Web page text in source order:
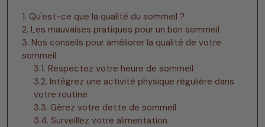
1. Qu'est-ce que la qualité du sommeil ?
2. Les mauvaises pratiques pour un bon sommeil
3. Nos conseils pour améliorer la qualité de votre
sommeil
3.1. Respectez votre heure de sommeil
3.2. Intégrez une activité physique régulière dans
votre routine
3.3. Gérez votre dette de sommeil
3.4. Surveillez votre alimentation